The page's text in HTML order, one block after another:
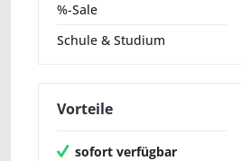
%-Sale
Schule & Studium
Vorteile
sofort verfügbar